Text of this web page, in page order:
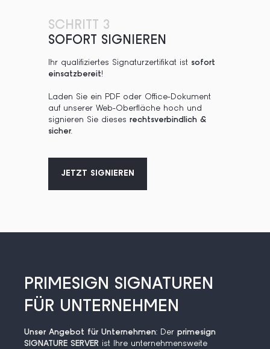
SCHRITT 3
SOFORT SIGNIEREN
Ihr qualifiziertes Signaturzertifikat ist sofort
einsatzbereit!
Laden Sie ein PDF oder Office-Dokument
auf unserer Web-Oberfläche hoch und
signieren Sie dieses rechtsverbindlich &
sicher.
JETZT SIGNIEREN
PRIMESIGN SIGNATUREN
FÜR UNTERNEHMEN
Unser Angebot für Unternehmen: Der primesign
SIGNATURE SERVER ist Ihre unternehmensweite